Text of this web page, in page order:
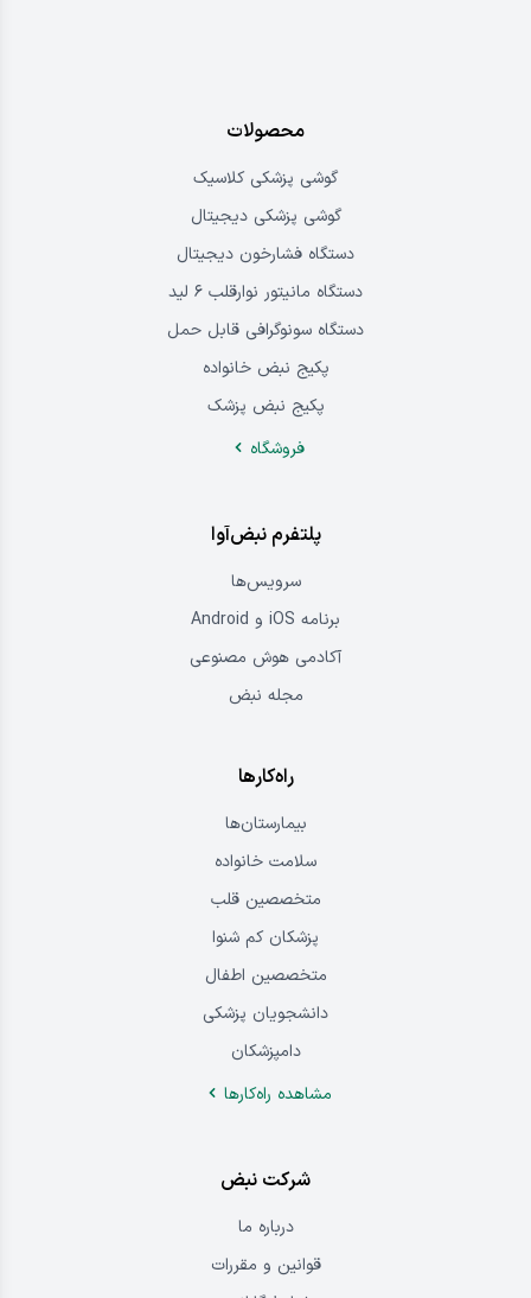
محصولات
گوشی پزشکی کلاسیک
گوشی پزشکی دیجیتال
دستگاه فشارخون دیجیتال
دستگاه مانیتور نوارقلب ۶ لید
دستگاه سونوگرافی قابل حمل
پکیج نبض خانواده
پکیج نبض پزشک
فروشگاه
پلتفرم نبض‌آوا
سرویس‌ها
برنامه iOS و Android
آکادمی هوش مصنوعی
مجله نبض
راه‌کارها
بیمارستان‌ها
سلامت خانواده
متخصصین قلب
پزشکان کم شنوا
متخصصین اطفال
دانشجویان پزشکی
دامپزشکان
مشاهده راه‌کار‌ها
شرکت نبض
درباره‌ ما
قوانین و مقررات